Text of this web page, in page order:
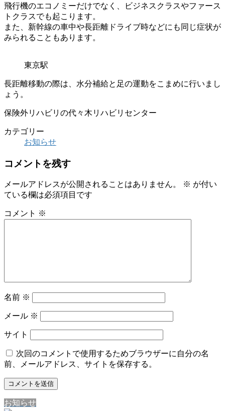
飛行機のエコノミーだけでなく、ビジネスクラスやファース
トクラスでも起こります。
また、新幹線の車中や長距離ドライブ時などにも同じ症状が
みられることもあります。
東京駅
長距離移動の際は、水分補給と足の運動をこまめに行いまし
ょう。
保険外リハビリの代々木リハビリセンター
カテゴリー
お知らせ
コメントを残す
メールアドレスが公開されることはありません。 ※ が付い
ている欄は必須項目です
コメント ※
名前 ※
メール ※
サイト
次回のコメントで使用するためブラウザーに自分の名
前、メールアドレス、サイトを保存する。
お知らせ